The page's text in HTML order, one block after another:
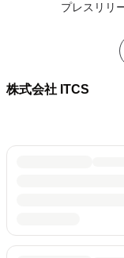
プレスリリ
株式会社 ITCS